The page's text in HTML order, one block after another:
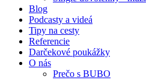
Blog
Podcasty a videá
Tipy na cesty
Referencie
Darčekové poukážky
O nás
Prečo s BUBO